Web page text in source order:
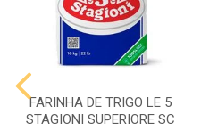
FARINHA DE TRIGO LE 5
STAGIONI SUPERIORE SC